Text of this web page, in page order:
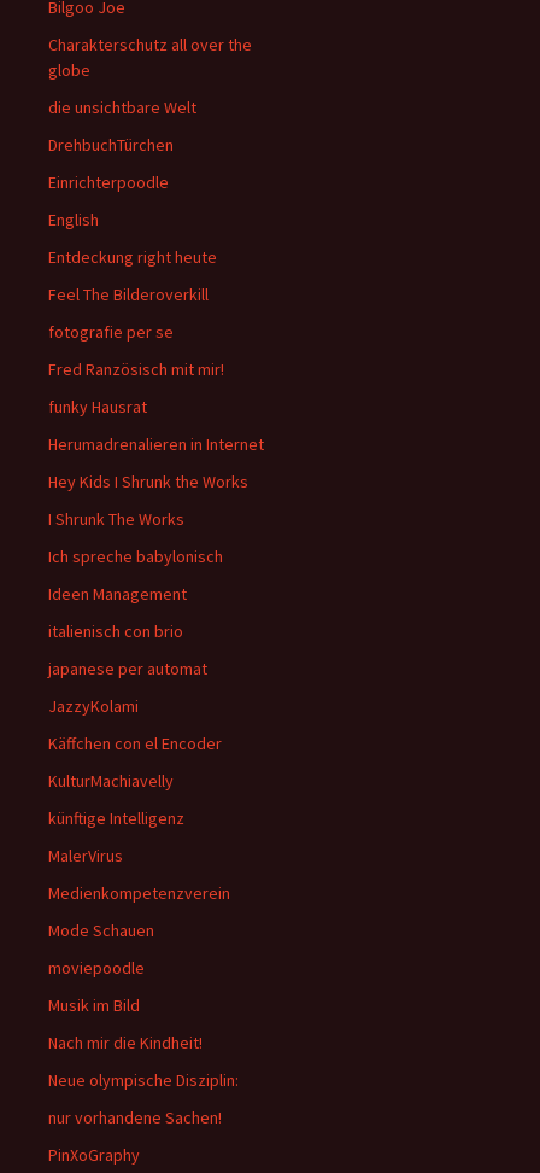
Bilgoo Joe
Charakterschutz all over the
globe
die unsichtbare Welt
DrehbuchTürchen
Einrichterpoodle
English
Entdeckung right heute
Feel The Bilderoverkill
fotografie per se
Fred Ranzösisch mit mir!
funky Hausrat
Herumadrenalieren in Internet
Hey Kids I Shrunk the Works
I Shrunk The Works
Ich spreche babylonisch
Ideen Management
italienisch con brio
japanese per automat
JazzyKolami
Käffchen con el Encoder
KulturMachiavelly
künftige Intelligenz
MalerVirus
Medienkompetenzverein
Mode Schauen
moviepoodle
Musik im Bild
Nach mir die Kindheit!
Neue olympische Disziplin:
nur vorhandene Sachen!
PinXoGraphy